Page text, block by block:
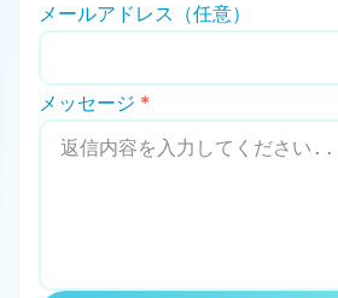
メールアドレス（任意）
メッセージ *